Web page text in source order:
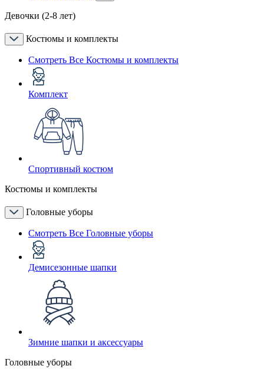
Девочки (2-8 лет)
Костюмы и комплекты
Смотреть Все Костюмы и комплекты
Комплект
Спортивный костюм
Костюмы и комплекты
Головные уборы
Смотреть Все Головные уборы
Демисезонные шапки
Зимние шапки и аксессуары
Головные уборы